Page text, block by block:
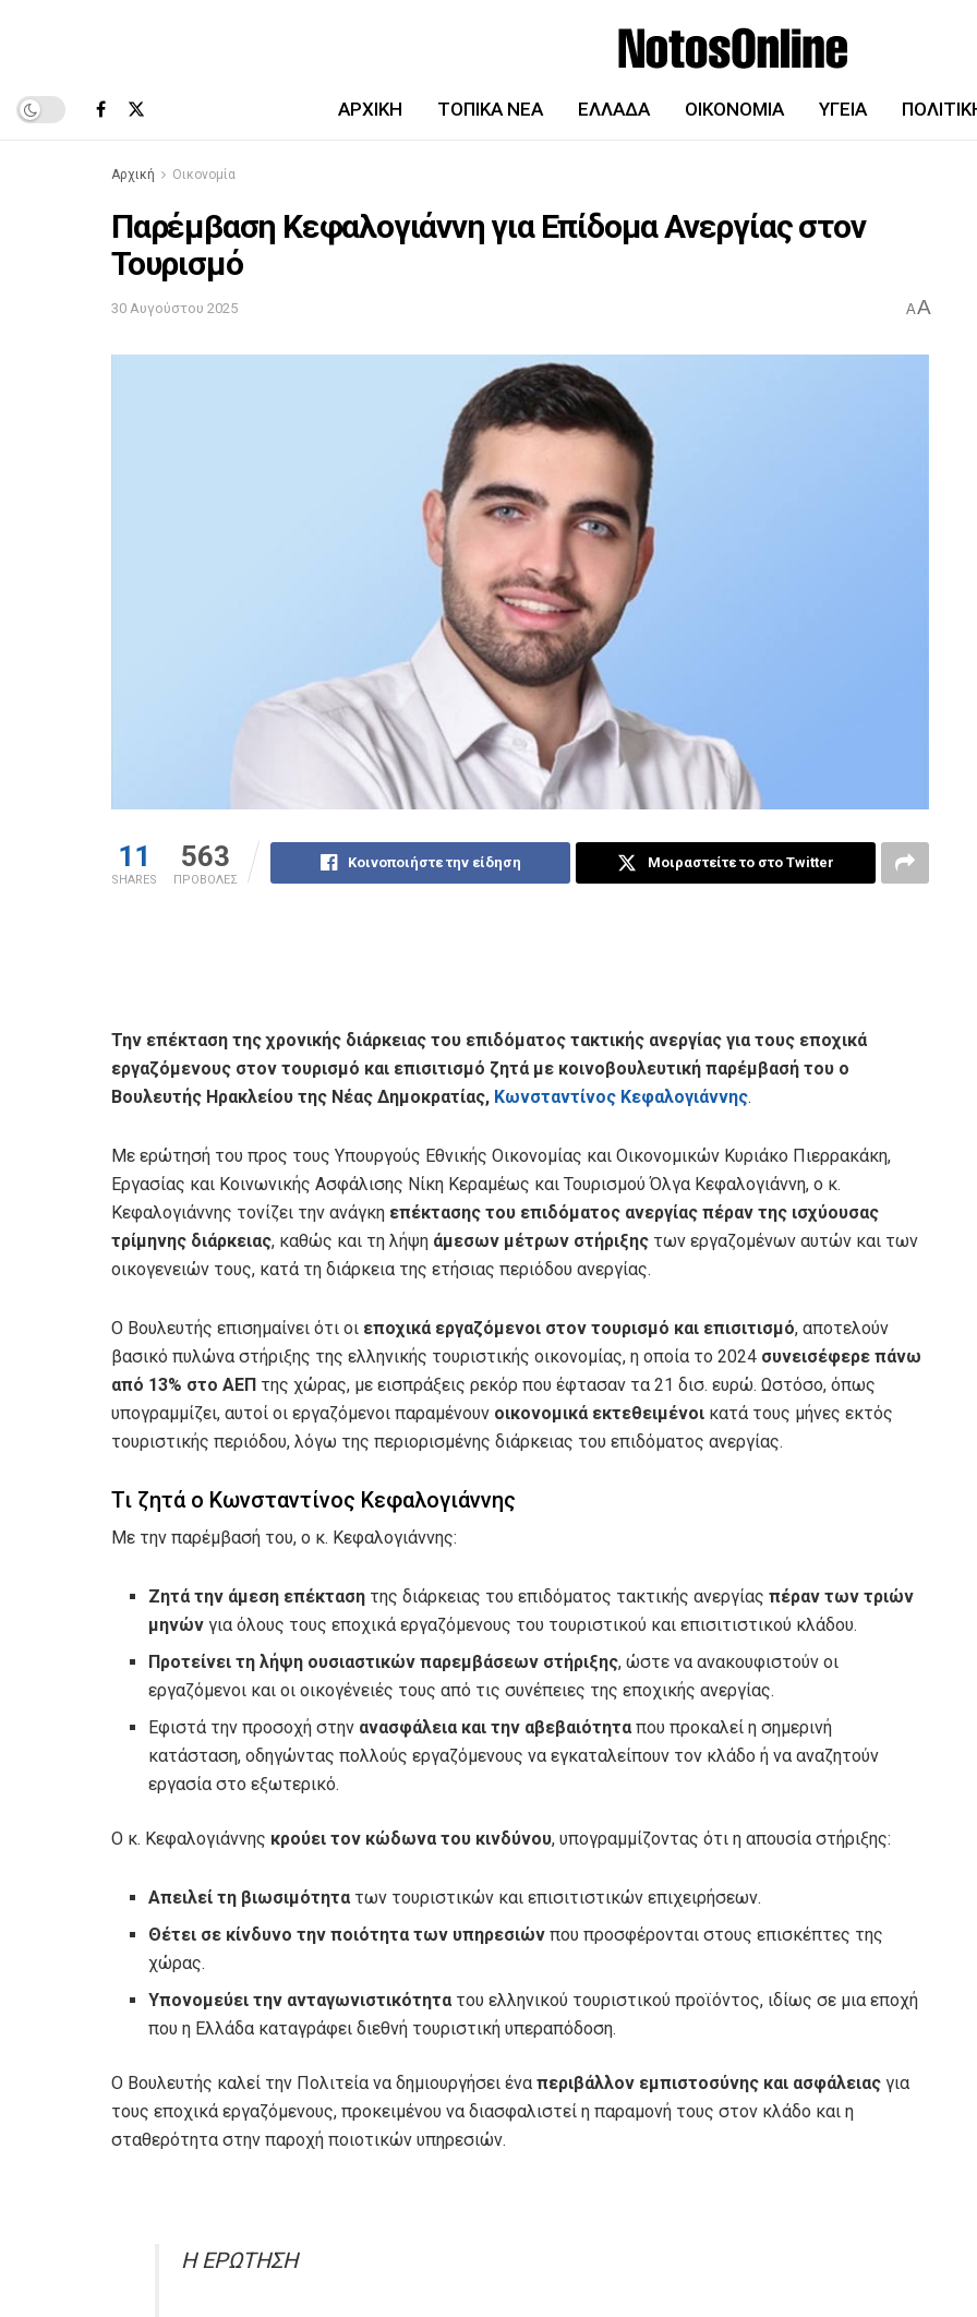
ΑΡΧΙΚΉ ΤΟΠΙΚΆ ΝΈΑ ΕΛΛΆΔΑ ΟΙΚΟΝΟΜΊΑ ΥΓΕΊΑ
Αρχική Οικονομία
Παρέμβαση Κεφαλογιάννη για Επίδομα Ανεργίας στον
Τουρισμό
30 Αυγούστου 2025 AA
11
SHARES
563
ΠΡΟΒΟΛΕΣ
Κοινοποιήστε την είδηση Μοιραστείτε το στο Twitter
Την επέκταση της χρονικής διάρκειας του επιδόματος τακτικής ανεργίας για τους εποχικά
εργαζόμενους στον τουρισμό και επισιτισμό ζητά με κοινοβουλευτική παρέμβασή του ο
Βουλευτής Ηρακλείου της Νέας Δημοκρατίας, Κωνσταντίνος Κεφαλογιάννης.
Με ερώτησή του προς τους Υπουργούς Εθνικής Οικονομίας και Οικονομικών Κυριάκο Πιερρακάκη,
Εργασίας και Κοινωνικής Ασφάλισης Νίκη Κεραμέως και Τουρισμού Όλγα Κεφαλογιάννη, ο κ.
Κεφαλογιάννης τονίζει την ανάγκη επέκτασης του επιδόματος ανεργίας πέραν της ισχύουσας
τρίμηνης διάρκειας, καθώς και τη λήψη άμεσων μέτρων στήριξης των εργαζομένων αυτών και των
οικογενειών τους, κατά τη διάρκεια της ετήσιας περιόδου ανεργίας.
Ο Βουλευτής επισημαίνει ότι οι εποχικά εργαζόμενοι στον τουρισμό και επισιτισμό, αποτελούν
βασικό πυλώνα στήριξης της ελληνικής τουριστικής οικονομίας, η οποία το 2024 συνεισέφερε πάνω
από 13% στο ΑΕΠ της χώρας, με εισπράξεις ρεκόρ που έφτασαν τα 21 δισ. ευρώ. Ωστόσο, όπως
υπογραμμίζει, αυτοί οι εργαζόμενοι παραμένουν οικονομικά εκτεθειμένοι κατά τους μήνες εκτός
τουριστικής περιόδου, λόγω της περιορισμένης διάρκειας του επιδόματος ανεργίας.
Τι ζητά ο Κωνσταντίνος Κεφαλογιάννης
Με την παρέμβασή του, ο κ. Κεφαλογιάννης:
Ζητά την άμεση επέκταση της διάρκειας του επιδόματος τακτικής ανεργίαςπέραν των τριών
μηνών για όλους τους εποχικά εργαζόμενους του τουριστικού και επισιτιστικού κλάδου.
Προτείνει τη λήψη ουσιαστικών παρεμβάσεων στήριξης, ώστε να ανακουφιστούν οι
εργαζόμενοι και οι οικογένειές τους από τις συνέπειες της εποχικής ανεργίας.
Εφιστά την προσοχή στην ανασφάλεια και την αβεβαιότηταπου προκαλεί η σημερινή
κατάσταση, οδηγώντας πολλούς εργαζόμενους να εγκαταλείπουν τον κλάδο ή να αναζητούν
εργασία στο εξωτερικό.
Ο κ. Κεφαλογιάννης κρούει τον κώδωνα του κινδύνου, υπογραμμίζοντας ότι η απουσία στήριξης:
Απειλεί τη βιωσιμότητατων τουριστικών και επισιτιστικών επιχειρήσεων.
Θέτει σε κίνδυνο την ποιότητα των υπηρεσιών που προσφέρονται στους επισκέπτες της
χώρας.
Υπονομεύει την ανταγωνιστικότητατου ελληνικού τουριστικού προϊόντος, ιδίως σε μια εποχή
που η Ελλάδα καταγράφει διεθνή τουριστική υπεραπόδοση.
Ο Βουλευτής καλεί την Πολιτεία να δημιουργήσει ένα περιβάλλον εμπιστοσύνης και ασφάλειας για
τους εποχικά εργαζόμενους, προκειμένου να διασφαλιστεί η παραμονή τους στον κλάδο και η
σταθερότητα στην παροχή ποιοτικών υπηρεσιών.
Η ΕΡΩΤΗΣΗ